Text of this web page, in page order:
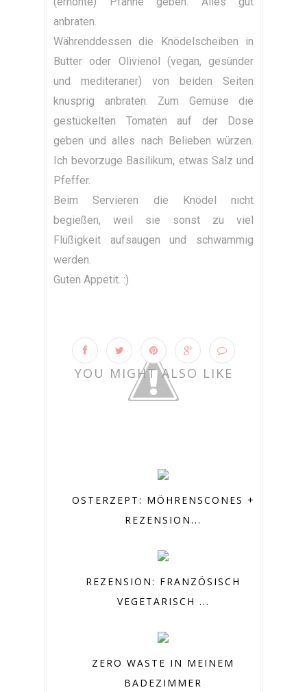
anbraten.
Währenddessen die Knödelscheiben in
Butter oder Olivienöl (vegan, gesünder
und mediteraner) von beiden Seiten
knusprig anbraten. Zum Gemüse die
gestückelten Tomaten auf der Dose
geben und alles nach Belieben würzen.
Ich bevorzuge Basilikum, etwas Salz und
Pfeffer.
Beim Servieren die Knödel nicht
begießen, weil sie sonst zu viel
Flüßigkeit aufsaugen und schwammig
werden.
Guten Appetit. :)
YOU MIGHT ALSO LIKE
OSTERZEPT: MÖHRENSCONES +
REZENSION...
REZENSION: FRANZÖSISCH
VEGETARISCH ...
ZERO WASTE IN MEINEM
BADEZIMMER